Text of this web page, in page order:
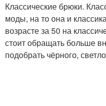
Классические брюки.
моды, на то она и
возрасте за 50 на
стоит обращать больше
подобрать чёрного,